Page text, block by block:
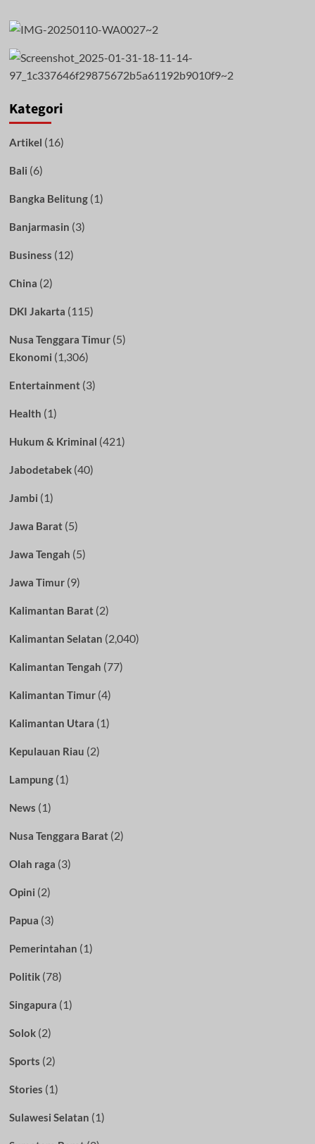
Kategori
Artikel (16)
Bali (6)
Bangka Belitung(1)
Banjarmasin (3)
Business (12)
China (2)
DKI Jakarta (115)
Nusa Tenggara Timur(5)
Ekonomi (1,306)
Entertainment(3)
Health (1)
Hukum & Kriminal (421)
Jabodetabek(40)
Jambi (1)
Jawa Barat(5)
Jawa Tengah (5)
Jawa Timur(9)
Kalimantan Barat(2)
Kalimantan Selatan (2,040)
Kalimantan Tengah (77)
Kalimantan Timur(4)
Kalimantan Utara (1)
Kepulauan Riau (2)
Lampung(1)
News (1)
Nusa Tenggara Barat(2)
Olah raga (3)
Opini (2)
Papua (3)
Pemerintahan (1)
Politik(78)
Singapura (1)
Solok(2)
Sports (2)
Stories (1)
Sulawesi Selatan (1)